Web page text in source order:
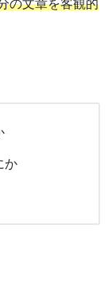
の文章を客観的
か